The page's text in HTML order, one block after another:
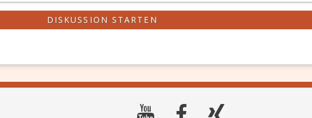
DISKUSSION STARTEN